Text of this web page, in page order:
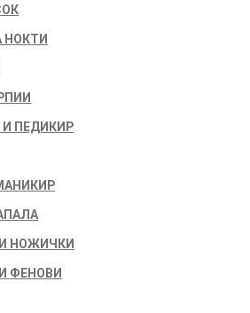
НОКТИ
И ПЕДИКИР
НОЖИЧКИ
ФЕНОВИ